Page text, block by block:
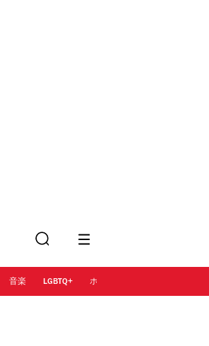
索
音楽 LGBTQ+ ホテル